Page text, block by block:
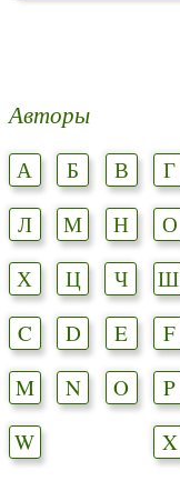
Авторы
А Б В Г
Л
М Н О
Х
Ц Ч Ш
C
D E F
M
N O P
W
X